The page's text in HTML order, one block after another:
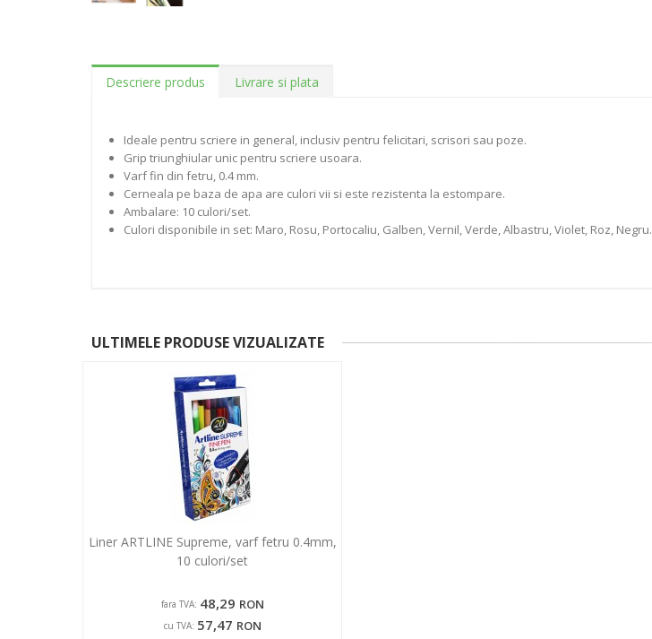
Descriere produs Livrare si plata
Ideale pentru scriere in general, inclusiv pentru felicitari, scrisori sau poze.
Grip triunghiular unic pentru scriere usoara.
Varf fin din fetru, 0.4 mm.
Cerneala pe baza de apa are culori vii si este rezistenta la estompare.
Ambalare: 10 culori/set.
Culori disponibile in set: Maro, Rosu, Portocaliu, Galben, Vernil, Verde, Albastru, Violet, Roz, Negru.
ULTIMELE PRODUSE VIZUALIZATE
Liner ARTLINE Supreme, varf fetru 0.4mm,
10 culori/set
fara TVA: 48,29 RON
cu TVA: 57,47 RON